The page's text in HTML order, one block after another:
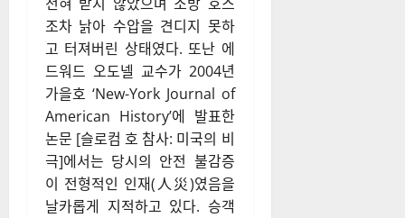
조차 낡아 수압을 견디지 못하
고 터져버린 상태였다. 또난 에
드워드 오도넬 교수가 2004년
가을호 ‘New-York Journal of
American History’에 발표한
논문 [슬로컴 호 참사: 미국의 비
극]에서는 당시의 안전 불감증
이 전형적인 인재(人災)였음을
날카롭게 지적하고 있다. 승객